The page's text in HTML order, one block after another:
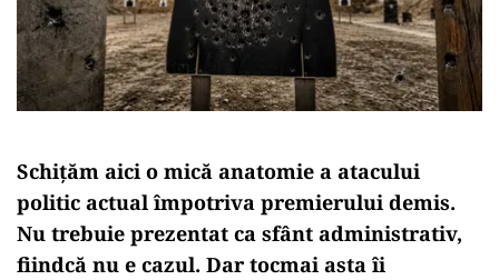
Schițăm aici o mică anatomie a atacului
politic actual împotriva premierului demis.
Nu trebuie prezentat ca sfânt administrativ,
fiindcă nu e cazul. Dar tocmai asta îi